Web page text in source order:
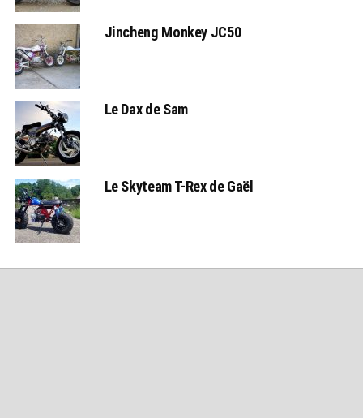
Jincheng Monkey JC50
Le Dax de Sam
Le Skyteam T-Rex de Gaël